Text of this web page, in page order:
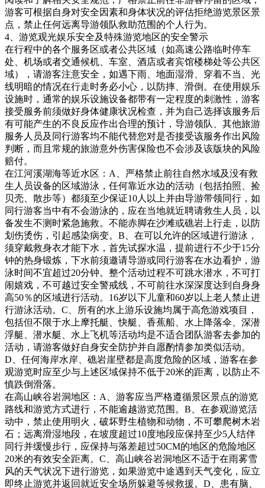
游客可根据自身对安全因素和身体状况的评估拒绝游览景区景
点，禁止任何远离导游领队救助范围的个人行为。
4、游览观光娱乐安全及特殊游览地区的安全警示
在行程中的各个服务区或者公共区域（如高速公路临时停车
处、机场或者交通候机、车室、酒店或者宾馆楼梯处等公共区
域），请游客注意安全，如遇下雨、地面湿滑、穿着不当、光
线明暗的情况在行走时务必小心，以防摔、滑倒。在使用娱乐
设施时，通常的娱乐设施设备都带有一定程度的刺激性，游客
接受服务前须做好身体健康状况检查，并为自己选择该服务后
有可能产生的不良反应作出合理的预计，导游领队、其他旅游
服务人员及同行游客均不能代替您对是否接受该服务作出风险
判断，而且常规的旅游意外伤害保险也不会涉及该版块的风险
赔付。
在江河溪湖海等近水区：A、严格禁止前往自然水域及没有救
生人员设备的区域游泳，任何靠近水边的活动（包括拍照、捡
贝壳、散步等）都须至少保证10人以上并由导游带领同行，如
同行游客当中有不会游泳的，应在当地就近聘请救生人员，以
备发生不测时紧急施救。不能赤脚在沙滩或礁岩上行走，以防
划伤烫伤，引起感染病变。B、在可以允许的区域进行游泳，
须穿戴救身衣才能下水，首先试探水温，提前进行不少于15分
钟的热身锻炼，下水前须邀请导游或同行游客在水边看护，游
泳时间不宜超过20分钟。整个活动过程不可跳水潜水，不可打
闹嬉戏，不可越过安全警戒线，不可前往水深深度达到自身身
高50％的区域进行活动。16岁以下儿童和60岁以上老人禁止进
行游泳活动。C、所有的水上游乐设施均属于高危游戏项目，
包括但不限于水上摩托艇、快艇、香蕉船、水上降落伞、深潜
浮艇、潜水艇、水上飞机等活动均是不适合团队游客去参加的
活动，请游客做好自身安全防护并自愿酌情参加类似活动。
D、任何海岸水岸、礁岩崖壁都是高度危险的区域，游客在参
观游览时应至少与上述区域保持不低于20米的距离，以防止不
慎跌倒滑落。
在高山峡谷岩洞地区：A、游客应当严格遵循景区景点的游览
路线和游览方式进行，不能逾越游览范围。B、在参观游览活
动中，禁止使用明火，破坏野生植物和动物，不可攀爬树木岩
石；远离滑湿地段，在坡度超过10度地段应保持至少5人结伴
同行并缓慢步行，应保持与落差超过50CM的地区的危险地区
20米的有效安全距离。C、高山峡谷岩洞地区不适于在雨雾雪
风的天气状况下进行游览，如果游览中途遇到天气变化，应立
即终止游览并返回就近安全场所躲避等候救援。D、患有脑、